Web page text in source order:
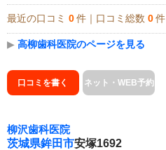
最近の口コミ 0 件｜口コミ総数 0 件
▶ 高柳歯科医院のページを見る
口コミを書く ネット・WEB予約
柳沢歯科医院
茨城県鉾田市安塚1692